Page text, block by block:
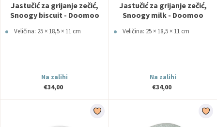
Jastučić za grijanje zečić,
Snoogy biscuit - Doomoo
Veličina: 25 × 18,5 × 11 cm
Na zalihi
€34,00
Jastučić za grijanje zečić,
Snoogy milk - Doomoo
Veličina: 25 × 18,5 × 11 cm
Na zalihi
€34,00